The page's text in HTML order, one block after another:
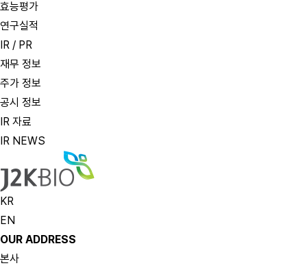
효능평가
연구실적
IR / PR
재무 정보
주가 정보
공시 정보
IR 자료
IR NEWS
KR
EN
OUR ADDRESS
본사